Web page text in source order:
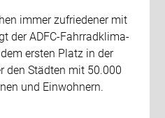
immer zufriedener mit
der ADFC-Fahrradklima-
ersten Platz in der
den Städten mit 50.000
und Einwohnern.